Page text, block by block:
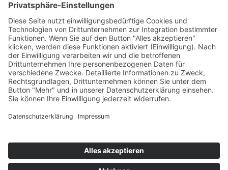
Geschäftsmodelle
›Vorstandswechsel Westenergie: Böddeling übernimmt
befristet
›Wasserstoff-Hochlauf: Dialog, Infrastruktur und
konkrete Schritte
›Solaranlage Regenbogenfarben: FC St. Pauli und
LichtBlick installieren erste weltweite Anlage
Jetzt an der STUDIE360 teilnehmen
Wir möchten Transparenz mit einheitlichen Kriterien
kostenlose Teilnahme wichtig. Die Ergebnisse werden
umgehend nach Teilnahme und Auswertung auf